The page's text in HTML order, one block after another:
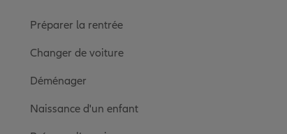
Préparer la rentrée
Changer de voiture
Déménager
Naissance d'un enfant